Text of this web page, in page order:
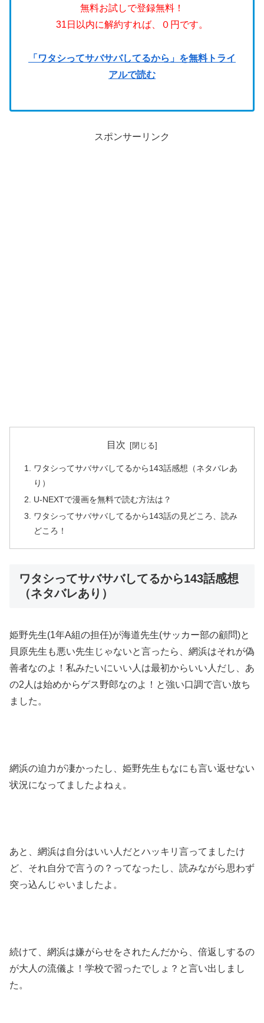
無料お試しで登録無料！
31日以内に解約すれば、０円です。
「ワタシってサバサバしてるから」を無料トライ
アルで読む
スポンサーリンク
目次
ワタシってサバサバしてるから143話感想（ネタバレあ
り）
U-NEXTで漫画を無料で読む方法は？
ワタシってサバサバしてるから143話の見どころ、読み
どころ！
ワタシってサバサバしてるから143話感想
（ネタバレあり）
姫野先生(1年A組の担任)が海道先生(サッカー部の顧問)と
貝原先生も悪い先生じゃないと言ったら、網浜はそれが偽
善者なのよ！私みたいにいい人は最初からいい人だし、あ
の2人は始めからゲス野郎なのよ！と強い口調で言い放ち
ました。
網浜の迫力が凄かったし、姫野先生もなにも言い返せない
状況になってましたよねぇ。
あと、網浜は自分はいい人だとハッキリ言ってましたけ
ど、それ自分で言うの？ってなったし、読みながら思わず
突っ込んじゃいましたよ。
続けて、網浜は嫌がらせをされたんだから、倍返しするの
が大人の流儀よ！学校で習ったでしょ？と言い出しまし
た。